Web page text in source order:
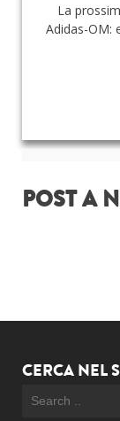
La
Adidas-OM:
POST A
CERCA NEL